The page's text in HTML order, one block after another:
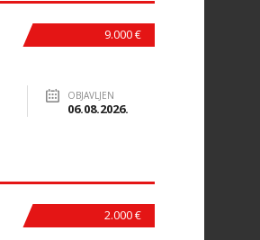
9.000 €
OBJAVLJEN
06.08.2026.
2.000 €